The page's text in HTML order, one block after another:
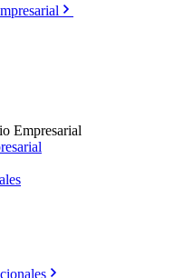
Empresarial